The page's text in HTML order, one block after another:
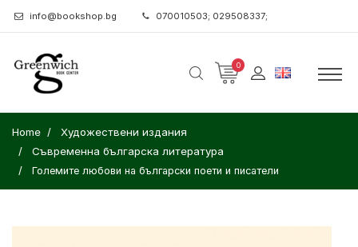
info@bookshop.bg 070010503; 029508337;
0
Home
Художествени издания
Съвременна българска литература
Големите любови на български поети и писатели